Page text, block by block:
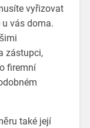
vyřizovat
vás doma.
zástupci,
firemní
také její